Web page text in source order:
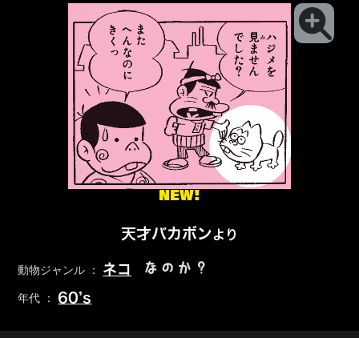
NEW!
天才バカボンより
動物ジャンル ： ネコ なのか？
年代 ： 60’s